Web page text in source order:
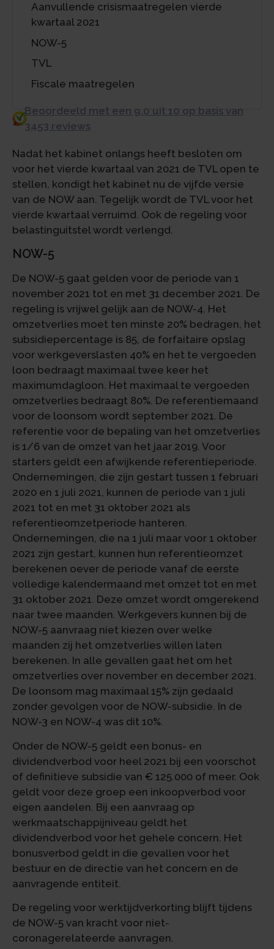
Aanvullende crisismaatregelen vierde
kwartaal 2021
NOW-5
TVL
Fiscale maatregelen
Beoordeeld met een 9.0 uit 10 op basis van
3453 reviews
Nadat het kabinet onlangs heeft besloten om
voor het vierde kwartaal van 2021 de TVL open te
stellen, kondigt het kabinet nu de vijfde versie
van de NOW aan. Tegelijk wordt de TVL voor het
vierde kwartaal verruimd. Ook de regeling voor
belastinguitstel wordt verlengd.
NOW-5
De NOW-5 gaat gelden voor de periode van 1
november 2021 tot en met 31 december 2021. De
regeling is vrijwel gelijk aan de NOW-4. Het
omzetverlies moet ten minste 20% bedragen, het
subsidiepercentage is 85, de forfaitaire opslag
voor werkgeverslasten 40% en het te vergoeden
loon bedraagt maximaal twee keer het
maximumdagloon. Het maximaal te vergoeden
omzetverlies bedraagt 80%. De referentiemaand
voor de loonsom wordt september 2021. De
referentie voor de bepaling van het omzetverlies
is 1/6 van de omzet van het jaar 2019. Voor
starters geldt een afwijkende referentieperiode.
Ondernemingen, die zijn gestart tussen 1 februari
2020 en 1 juli 2021, kunnen de periode van 1 juli
2021 tot en met 31 oktober 2021 als
referentieomzetperiode hanteren.
Ondernemingen, die na 1 juli maar voor 1 oktober
2021 zijn gestart, kunnen hun referentieomzet
berekenen oever de periode vanaf de eerste
volledige kalendermaand met omzet tot en met
31 oktober 2021. Deze omzet wordt omgerekend
naar twee maanden. Werkgevers kunnen bij de
NOW-5 aanvraag niet kiezen over welke
maanden zij het omzetverlies willen laten
berekenen. In alle gevallen gaat het om het
omzetverlies over november en december 2021.
De loonsom mag maximaal 15% zijn gedaald
zonder gevolgen voor de NOW-subsidie. In de
NOW-3 en NOW-4 was dit 10%.
Onder de NOW-5 geldt een bonus- en
dividendverbod voor heel 2021 bij een voorschot
of definitieve subsidie van € 125.000 of meer. Ook
geldt voor deze groep een inkoopverbod voor
eigen aandelen. Bij een aanvraag op
werkmaatschappijniveau geldt het
dividendverbod voor het gehele concern. Het
bonusverbod geldt in die gevallen voor het
bestuur en de directie van het concern en de
aanvragende entiteit.
De regeling voor werktijdverkorting blijft tijdens
de NOW-5 van kracht voor niet-
coronagerelateerde aanvragen.